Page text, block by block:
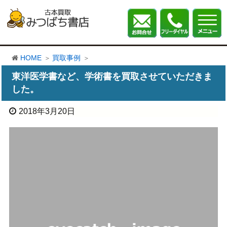
HOME 買取事例
東洋医学書など、学術書を買取させていただきま
した。
2018年3月20日